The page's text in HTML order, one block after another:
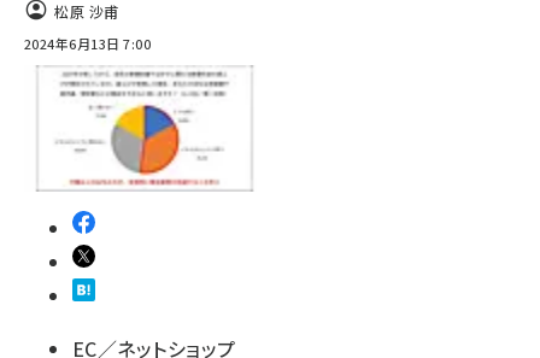
松原 沙甫
2024年6月13日 7:00
EC／ネットショップ